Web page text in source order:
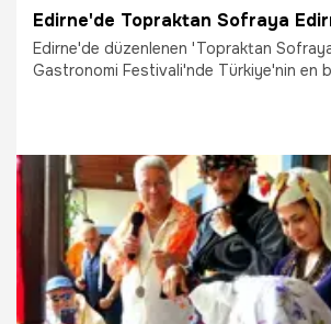
Edirne'de düzenlenen 'Topraktan
Gastronomi Festivali'nde Türkiye'nin en
28.09.2025 Edirne